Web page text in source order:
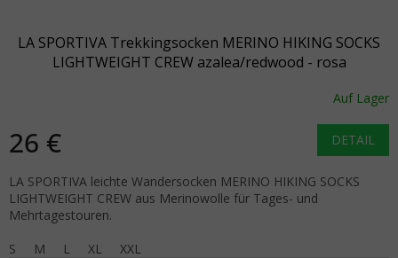
LA SPORTIVA Trekkingsocken MERINO HIKING SOCKS
LIGHTWEIGHT CREW azalea/redwood - rosa
Auf Lager
26 € DETAIL
LA SPORTIVA leichte Wandersocken MERINO HIKING SOCKS
LIGHTWEIGHT CREW aus Merinowolle für Tages- und
Mehrtagestouren.
S
M L XL XXL